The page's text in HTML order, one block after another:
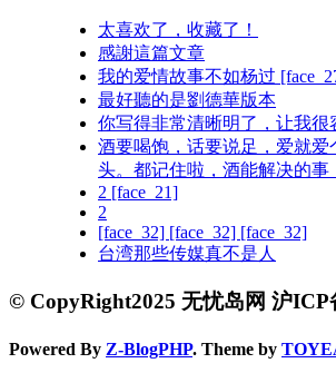
太喜欢了，收藏了！
感謝這篇文章
我的爱情故事不如杨过
最好聽的是劉德華版本
你写得非常清晰明了，让我很
酒要喝饱，话要说足，爱就爱
头。都记住啦，酒能解决的事
2 [face_21]
2
[face_32] [face_32] [face_32]
台湾那些传媒真不是人
© CopyRight2025 无忧岛网 沪ICP
Powered By Z-BlogPHP. Theme by